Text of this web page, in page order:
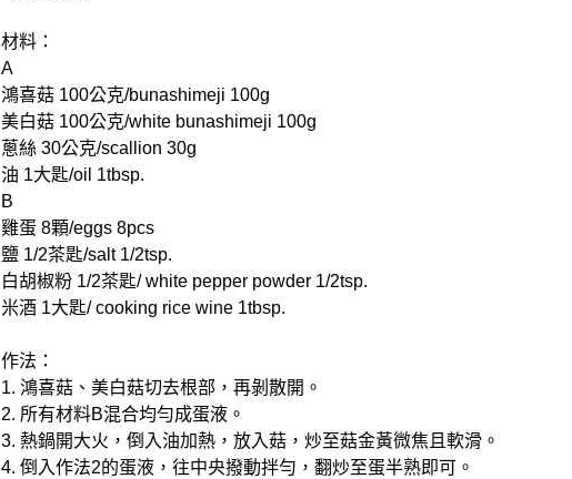
材料：
A
鴻喜菇 100公克/bunashimeji 100g
美白菇 100公克/white bunashimeji 100g
蔥絲 30公克/scallion 30g
油 1大匙/oil 1tbsp.
B
雞蛋 8顆/eggs 8pcs
鹽 1/2茶匙/salt 1/2tsp.
白胡椒粉 1/2茶匙/ white pepper powder 1/2tsp.
米酒 1大匙/ cooking rice wine 1tbsp.
作法：
1. 鴻喜菇、美白菇切去根部，再剝散開。
2. 所有材料B混合均勻成蛋液。
3. 熱鍋開大火，倒入油加熱，放入菇，炒至菇金黃微焦且軟滑。
4. 倒入作法2的蛋液，往中央撥動拌勻，翻炒至蛋半熟即可。